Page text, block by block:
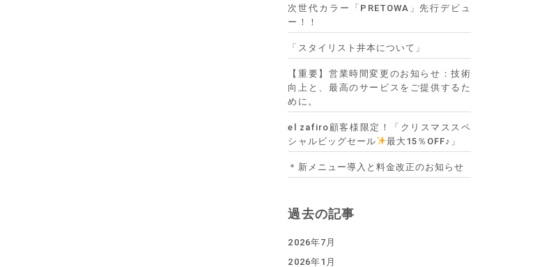
次世代カラー「PRETOWA」先行デビュ
ー！！
「スタイリスト井本について」
【重要】営業時間変更のお知らせ：技術
向上と、最高のサービスをご提供するた
めに。
el zafiro顧客様限定！「クリスマススペ
シャルビッグセール
最大15％OFF♪」
＊新メニュー導入と料金改正のお知らせ
過去の記事
2026年7月
2026年1月